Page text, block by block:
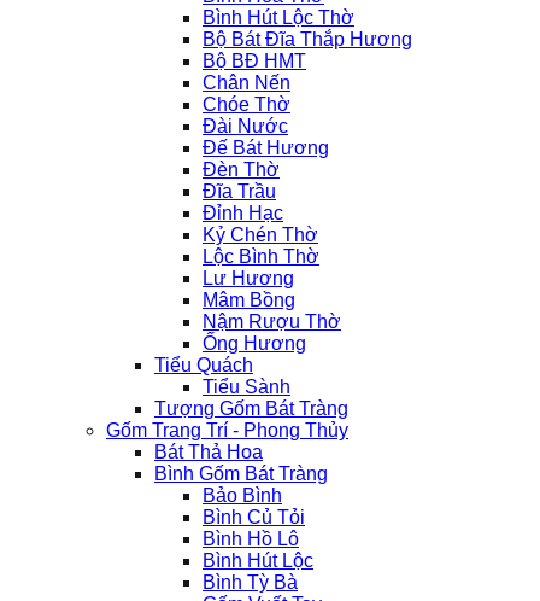
Bình Hút Lộc Thờ
Bộ Bát Đĩa Thắp Hương
Bộ BĐ HMT
Chân Nến
Chóe Thờ
Đài Nước
Đế Bát Hương
Đèn Thờ
Đĩa Trầu
Đỉnh Hạc
Kỷ Chén Thờ
Lộc Bình Thờ
Lư Hương
Mâm Bồng
Nậm Rượu Thờ
Ống Hương
Tiểu Quách
Tiểu Sành
Tượng Gốm Bát Tràng
Gốm Trang Trí - Phong Thủy
Bát Thả Hoa
Bình Gốm Bát Tràng
Bảo Bình
Bình Củ Tỏi
Bình Hồ Lô
Bình Hút Lộc
Bình Tỳ Bà